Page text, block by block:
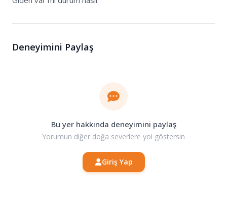
Deneyimini Paylaş
Bu yer hakkında deneyimini paylaş
Yorumun diğer doğa severlere yol göstersin
Giriş Yap